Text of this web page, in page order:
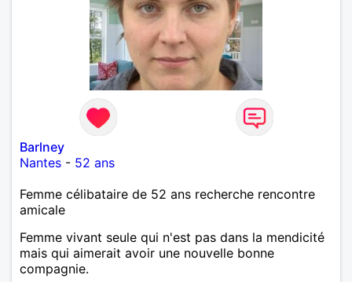
Barlney
Nantes - 52 ans
Femme célibataire de 52 ans recherche rencontre
amicale
Femme vivant seule qui n'est pas dans la mendicité
mais qui aimerait avoir une nouvelle bonne
compagnie.